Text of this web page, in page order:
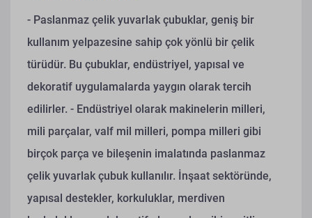
- Paslanmaz çelik yuvarlak çubuklar, geniş bir
kullanım yelpazesine sahip çok yönlü bir çelik
türüdür. Bu çubuklar, endüstriyel, yapısal ve
dekoratif uygulamalarda yaygın olarak tercih
edilirler. - Endüstriyel olarak makinelerin milleri,
mili parçalar, valf mil milleri, pompa milleri gibi
birçok parça ve bileşenin imalatında paslanmaz
çelik yuvarlak çubuk kullanılır. İnşaat sektöründe,
yapısal destekler, korkuluklar, merdiven